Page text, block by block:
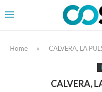
Home » CALVERA, LA
CALVERA,